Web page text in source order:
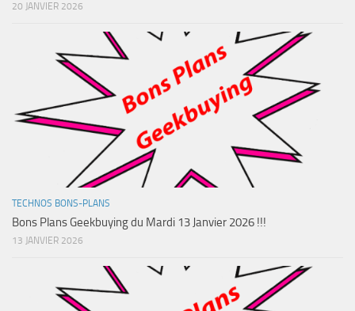
20 JANVIER 2026
TECHNOS BONS-PLANS
Bons Plans Geekbuying du Mardi 13 Janvier 2026 !!!
13 JANVIER 2026